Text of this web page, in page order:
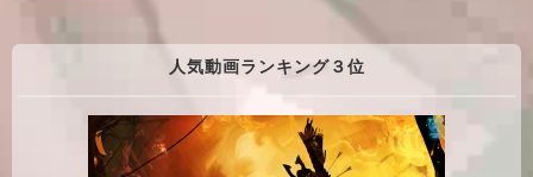
人気動画ランキング３位